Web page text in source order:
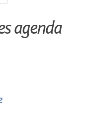
agenda